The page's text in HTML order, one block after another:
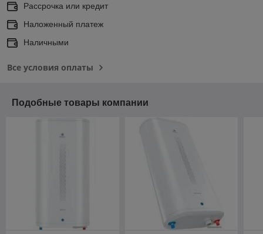
Рассрочка или кредит
Наложенный платеж
Наличными
Все условия оплаты
Подобные товары компании